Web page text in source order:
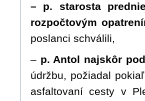
– p. starosta
rozpočtovým
poslanci schválili,
– p. Antol najskôr
údržbu, požiadal
asfaltovaní cesty v